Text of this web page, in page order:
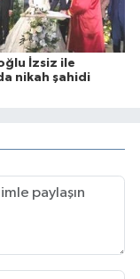
İzsiz ile
nikah şahidi